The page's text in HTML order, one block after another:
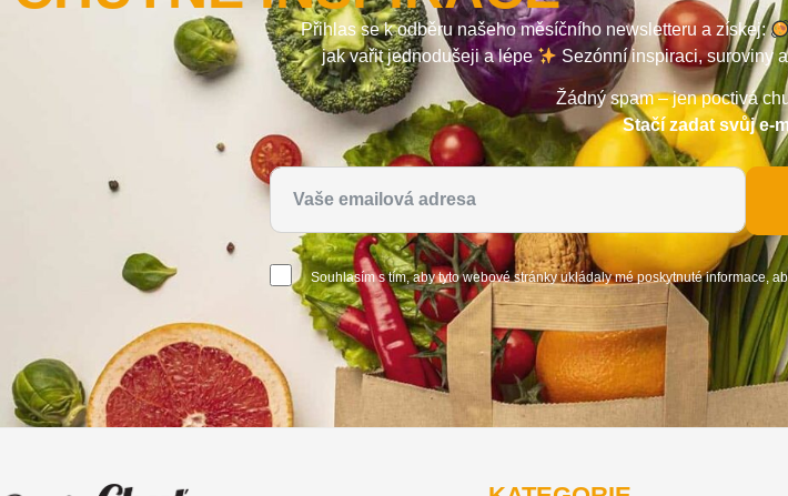
Přihlas se k odběru našeho měsíčního newsletteru a získej:
jak vařit jednodušeji a lépe
Sezónní inspiraci, suroviny
Žádný spam – jen poctivá
Stačí zadat svůj e-
Souhlasím s tím, aby tyto webové stránky ukládaly mé poskytnuté informace,